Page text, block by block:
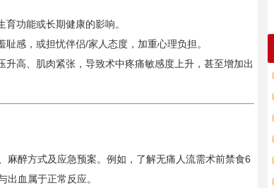
功能或长期健康的影响。
耻感，或担忧伴侣/家人态度，加重心理负担。
升高、肌肉紧张，导致术中疼痛敏感度上升，甚至增加出
麻醉方式及应急预案。例如，了解无痛人流需术前禁食6
出血属于正常反应。